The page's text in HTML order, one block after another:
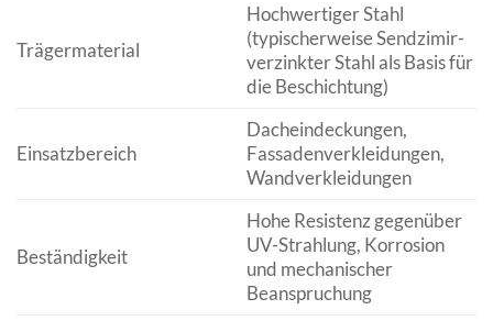
Trägermaterial
Hochwertiger Stahl
(typischerweise Sendzimir-
verzinkter Stahl als Basis für
die Beschichtung)
Einsatzbereich
Dacheindeckungen,
Fassadenverkleidungen,
Wandverkleidungen
Beständigkeit
Hohe Resistenz gegenüber
UV-Strahlung, Korrosion
und mechanischer
Beanspruchung